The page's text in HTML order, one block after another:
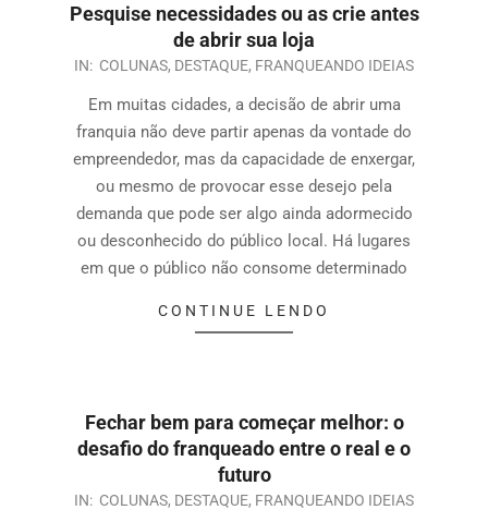
Pesquise necessidades ou as crie antes
de abrir sua loja
IN: COLUNAS, DESTAQUE, FRANQUEANDO IDEIAS
Em muitas cidades, a decisão de abrir uma
franquia não deve partir apenas da vontade do
empreendedor, mas da capacidade de enxergar,
ou mesmo de provocar esse desejo pela
demanda que pode ser algo ainda adormecido
ou desconhecido do público local. Há lugares
em que o público não consome determinado
CONTINUE LENDO
Fechar bem para começar melhor: o
desafio do franqueado entre o real e o
futuro
IN: COLUNAS, DESTAQUE, FRANQUEANDO IDEIAS